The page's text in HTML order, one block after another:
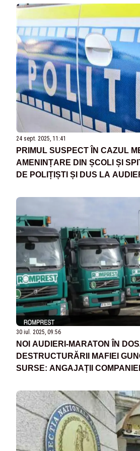
24 sept. 2025, 11:41
PRIMUL SUSPECT ÎN CAZUL
AMENINȚARE DIN ȘCOLI ȘI
DE POLIȚIȘTI ȘI DUS LA
30 iul. 2025, 09:56
NOI AUDIERI-MARATON ÎN
DESTRUCTURĂRII MAFIEI
SURSE: ANGAJAȚII